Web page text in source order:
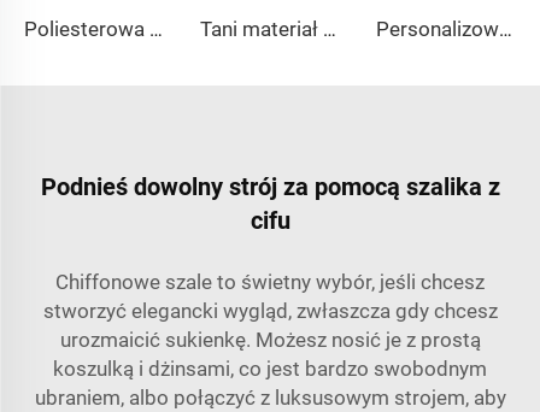
Poliesterowa tkanina szifonowa typu dżersey Współcześniepleciony materiał na sukienkę Tani materiał 100% poliestrowa wysokiej jakości perłowa tkanina szifonowa na sukienkę damską Personalizowane garnitury - tr travera tkanina na uniformy szkolne afrykańskie z brytyjskim krawędziem
Podnieś dowolny strój za pomocą szalika z
cifu
Chiffonowe szale to świetny wybór, jeśli chcesz
stworzyć elegancki wygląd, zwłaszcza gdy chcesz
urozmaicić sukienkę. Możesz nosić je z prostą
koszulką i dżinsami, co jest bardzo swobodnym
ubraniem, albo połączyć z luksusowym strojem, aby